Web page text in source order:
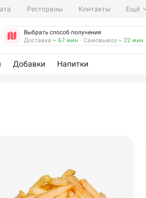
Рестораны Контакты Ещё
Выбрать способ получения
Доставка ~ 67 мин · Самовывоз ~ 22 мин
Добавки Напитки